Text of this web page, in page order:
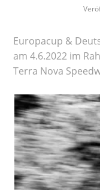
Europacup &
am 4.6.2022 im
Terra Nova